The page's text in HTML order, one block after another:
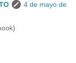
4 de mayo de